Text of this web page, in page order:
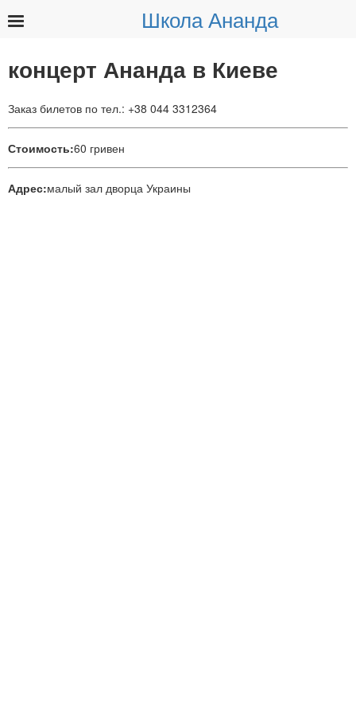
Школа Ананда
концерт Ананда в Киеве
Заказ билетов по тел.: +38 044 3312364
Стоимость:60 гривен
Адрес:малый зал дворца Украины